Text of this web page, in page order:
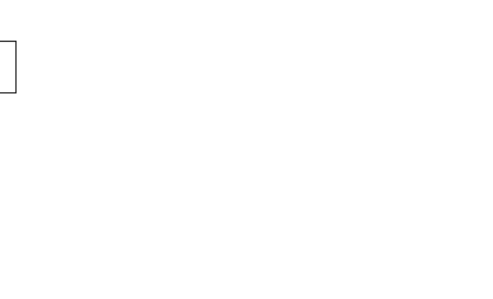
Scheibenbremse GRX
Scheibenbremse